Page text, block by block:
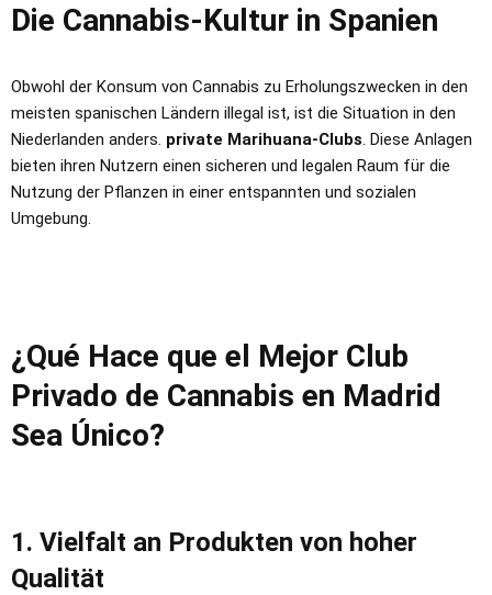
Die Cannabis-Kultur in Spanien
Obwohl der Konsum von Cannabis zu Erholungszwecken in den
meisten spanischen Ländern illegal ist, ist die Situation in den
Niederlanden anders. private Marihuana-Clubs . Diese Anlagen
bieten ihren Nutzern einen sicheren und legalen Raum für die
Nutzung der Pflanzen in einer entspannten und sozialen
Umgebung.
¿Qué Hace que el Mejor Club
Privado de Cannabis en Madrid
Sea Único?
1. Vielfalt an Produkten von hoher
Qualität